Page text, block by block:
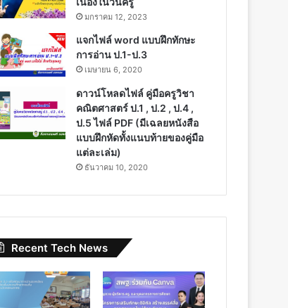
มกราคม 12, 2023
แจกไฟล์ word แบบฝึกทักษะ
การอ่าน ป.1-ป.3
เมษายน 6, 2020
ดาวน์โหลดไฟล์ คู่มือครูวิชา
คณิตศาสตร์ ป.1 , ป.2 , ป.4 ,
ป.5 ไฟล์ PDF (มีเฉลยหนังสือ
แบบฝึกหัดทั้งแนบท้ายของคู่มือ
แต่ละเล่ม)
ธันวาคม 10, 2020
Recent Tech News